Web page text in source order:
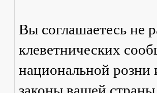
Вы соглашаетесь не
клеветнических
национальной